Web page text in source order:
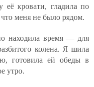
её кровати, гладила по
меня не было рядом.
находила время — для
колена. Я шила
готовила ей обеды в
утро.